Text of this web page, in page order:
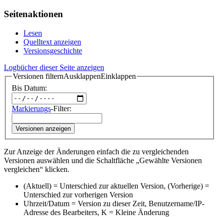
Seitenaktionen
Lesen
Quelltext anzeigen
Versionsgeschichte
Logbücher dieser Seite anzeigen
Versionen filternAusklappenEinklappen
Bis Datum:
Markierungs-Filter:
Versionen anzeigen
Zur Anzeige der Änderungen einfach die zu vergleichenden
Versionen auswählen und die Schaltfläche „Gewählte Versionen
vergleichen“ klicken.
(Aktuell) = Unterschied zur aktuellen Version, (Vorherige) =
Unterschied zur vorherigen Version
Uhrzeit/Datum = Version zu dieser Zeit, Benutzername/IP-
Adresse des Bearbeiters, K = Kleine Änderung